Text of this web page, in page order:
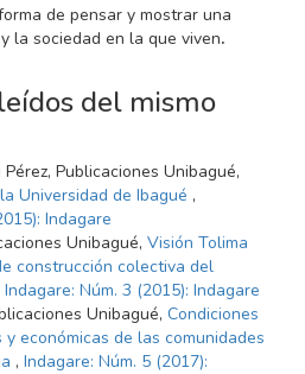
de pensar y mostrar una
la sociedad en la que viven.
del mismo
Pérez, Publicaciones Unibagué,
Universidad de Ibagué ,
Indagare
Unibagué, Visión Tolima
construcción colectiva del
Indagare: Núm. 3 (2015): Indagare
Unibagué, Condiciones
económicas de las comunidades
, Indagare: Núm. 5 (2017):